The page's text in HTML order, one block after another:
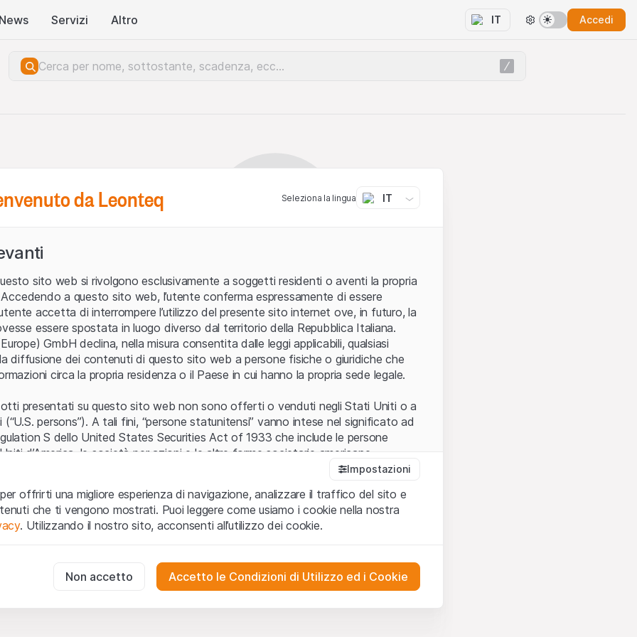
News Servizi Altro IT Accedi
Errore del server.
da Leonteq Seleziona la lingua IT
sito web si rivolgono esclusivamente a soggetti residenti o aventi la propria
a questo sito web, l’utente conferma espressamente di essere
accetta di interrompere l’utilizzo del presente sito internet ove, in futuro, la
essere spostata in luogo diverso dal territorio della Repubblica Italiana.
GmbH declina, nella misura consentita dalle leggi applicabili, qualsiasi
diffusione dei contenuti di questo sito web a persone fisiche o giuridiche che
circa la propria residenza o il Paese in cui hanno la propria sede legale.
presentati su questo sito web non sono offerti o venduti negli Stati Uniti o a
persons”). A tali fini, “persone statunitensi” vanno intese nel significato ad
S dello United States Securities Act of 1933 che include le persone
d’America, le società per azioni e le altre forme societarie americane.
web (di seguito, il “Sito”) si dichiara di aver compreso e di accettare le
avvertenze importanti e le condizioni di utilizzo ivi rese disponibili. Nel caso in
utilizzonon siano accettate, l’utente è tenuto ad interrompere l’utilizzo del
o invito ad acquistare
i dati, i servizi, gli strumenti, i documenti (i “Contenuti del Sito”) contenuti o
web hanno esclusivamente finalità informative e non rappresentano né
Impostazioni
offrirti una migliore esperienza di navigazione, analizzare il traffico del sito e
che ti vengono mostrati. Puoi leggere come usiamo i cookie nella nostra
. Utilizzando il nostro sito, acconsenti all’utilizzo dei cookie.
per il funzionamento del sito web e non possono essere disattivati.
Non accetto Accetto le Condizioni di Utilizzo ed i Cookie